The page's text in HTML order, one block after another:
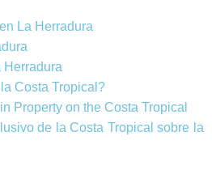
La Herradura
Herradura
Costa Tropical?
Property on the Costa Tropical
de la Costa Tropical sobre la